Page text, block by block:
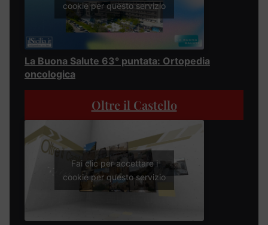
cookie per questo servizio
La Buona Salute 63° puntata: Ortopedia
oncologica
Oltre il Castello
Fai clic per accettare i
cookie per questo servizio